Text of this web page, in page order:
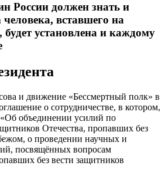
России должен знать и
человека, вставшего на
будет установлена и каждому
и движение «Бессмертный полк» в
о сотрудничестве, в котором,
«Об объединении усилий по
Отечества, пропавших без
о проведении научных и
посвящённых вопросам
без вести защитников